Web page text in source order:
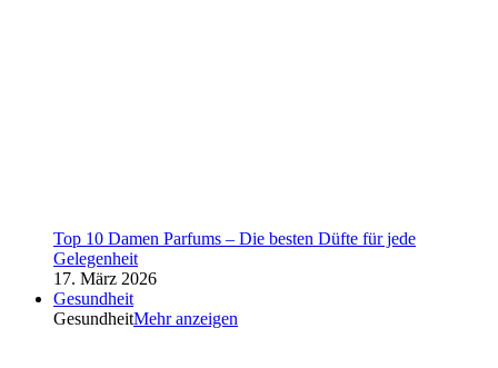
Top 10 Damen Parfums – Die besten Düfte für jede
Gelegenheit
17. März 2026
Gesundheit
GesundheitMehr anzeigen